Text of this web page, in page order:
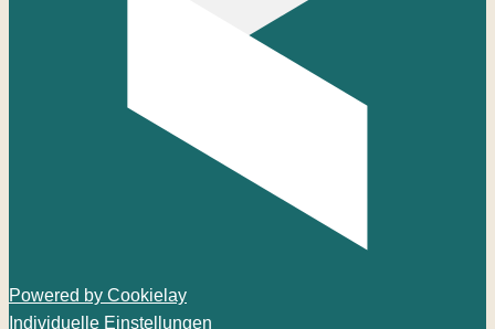
Powered by Cookielay
Individuelle Einstellungen